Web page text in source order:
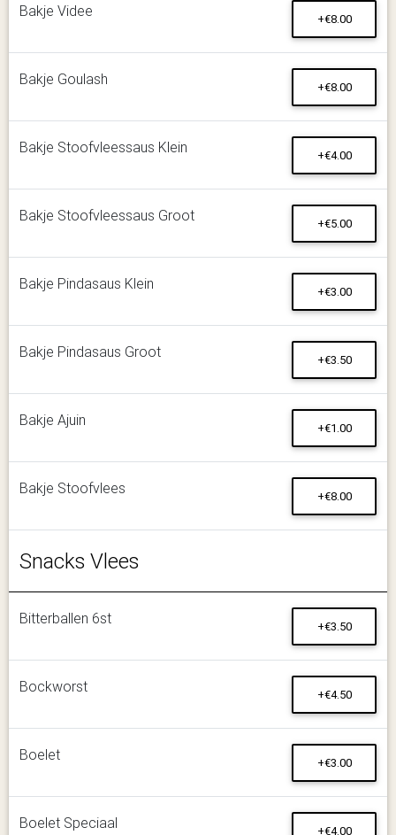
Bakje Videe +€8.00
Bakje Goulash +€8.00
Bakje Stoofvleessaus Klein +€4.00
Bakje Stoofvleessaus Groot +€5.00
Bakje Pindasaus Klein +€3.00
Bakje Pindasaus Groot +€3.50
Bakje Ajuin +€1.00
Bakje Stoofvlees +€8.00
Snacks Vlees
Bitterballen 6st +€3.50
Bockworst +€4.50
Boelet +€3.00
Boelet Speciaal +€4.00